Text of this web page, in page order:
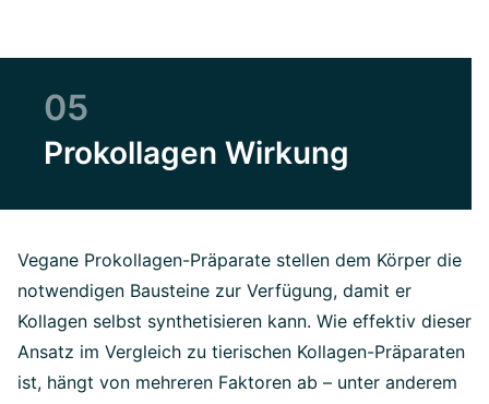
05
Prokollagen Wirkung
Vegane Prokollagen-Präparate stellen dem Körper die
notwendigen Bausteine zur Verfügung, damit er
Kollagen selbst synthetisieren kann. Wie effektiv dieser
Ansatz im Vergleich zu tierischen Kollagen-Präparaten
ist, hängt von mehreren Faktoren ab – unter anderem